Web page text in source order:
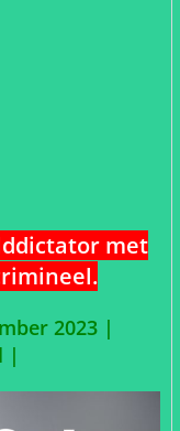
met
2023 |
|